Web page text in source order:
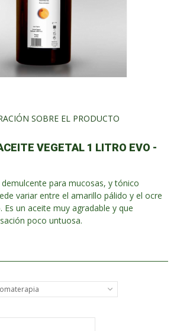
SOBRE EL PRODUCTO
VEGETAL 1 LITRO EVO -
para mucosas, y tónico
variar entre el amarillo pálido y el ocre
un aceite muy agradable y que
poco untuosa.